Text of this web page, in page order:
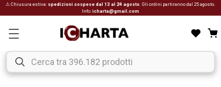
⚠ Chiusura estiva: spedizioni sospese dal 13 al 24 agosto . Gli ordini partiranno dal 25 agosto.
Info:icharta@gmail.com